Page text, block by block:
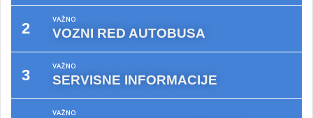
VAŽNO
VOZNI RED AUTOBUSA
VAŽNO
SERVISNE INFORMACIJE
VAŽNO